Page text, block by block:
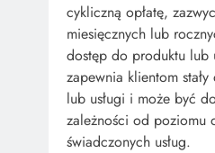
cykliczną opłatę,
miesięcznych lub
dostęp do produktu lub
zapewnia klientom
lub usługi i może być
zależności od poziomu
świadczonych usług.